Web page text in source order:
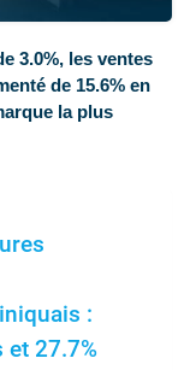
3.0%, les ventes
de 15.6% en
la plus
:
et 27.7%